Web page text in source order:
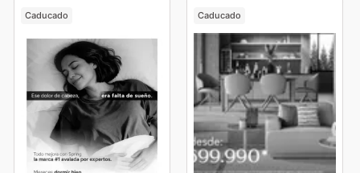
Caducado Caducado